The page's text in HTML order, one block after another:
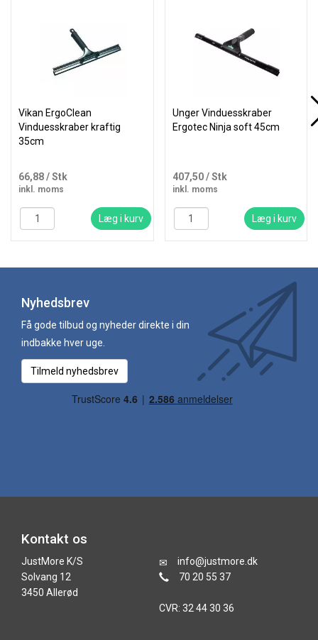
Vikan ErgoClean
Vinduesskraber kraftig
35cm
66,88/ Stk
inkl. moms
Læg i kurv
Unger Vinduesskraber
Ergotec Ninja soft 45cm
407,50/ Stk
inkl. moms
Læg i kurv
Nyhedsbrev
Få gode tilbud og nyheder direkte i din
indbakke hver uge.
Tilmeld nyhedsbrev
Kontakt os
JustMore K/S
Solvang 12
3450 Allerød
info@justmore.dk
70 20 55 37
CVR: 32 44 30 36